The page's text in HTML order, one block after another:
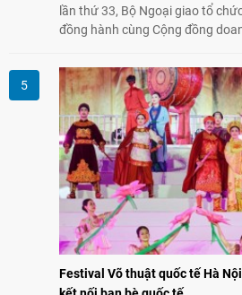
lần thứ 33, Bộ Ngoại giao tổ
đồng hành cùng Cộng đồng
trợ mở rộng thị trường, kết nối
lực phục vụ phát triển đất nước.
Festival Võ thuật quốc tế Hà